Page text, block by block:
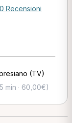
0 Recensioni
(TV)
min · 60,00€)